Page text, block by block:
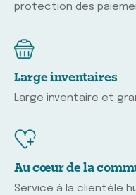
protection des
Large inventaires
Large inventaire et
Au cœur de la
Service à la clientèle